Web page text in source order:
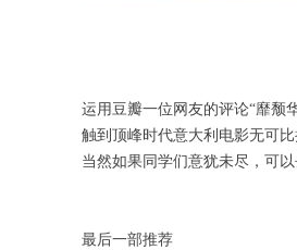
运用豆瓣一位网友的评论“靡颓
触到顶峰时代意大利电影无可
当然如果同学们意犹未尽，可
最后一部推荐